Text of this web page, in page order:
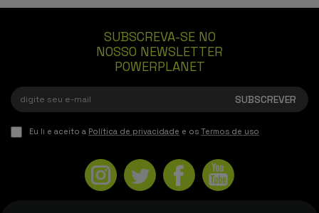
SUBSCREVA-SE NO
NOSSO NEWSLETTER
POWERPLANET
Eu li e aceito a Política de privacidade e os Termos de uso